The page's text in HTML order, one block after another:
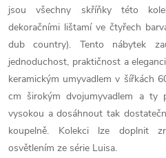
jsou všechny skříňky této
dekoračními lištamí ve čtyřech
dub country). Tento nábytek
jednoduchost, praktičnost a
keramickým umyvadlem v šířkách
cm širokým dvojumyvadlem a ty
vysokou a dosáhnout tak
koupelně. Kolekci lze doplnit
osvětlením ze série Luisa.